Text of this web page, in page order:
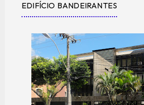
EDIFÍCIO BANDEIRANTES